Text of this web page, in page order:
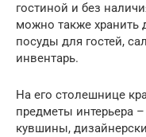
гостиной и без
можно также хранить
посуды для гостей,
инвентарь.
На его столешнице
предметы интерьера
кувшины,